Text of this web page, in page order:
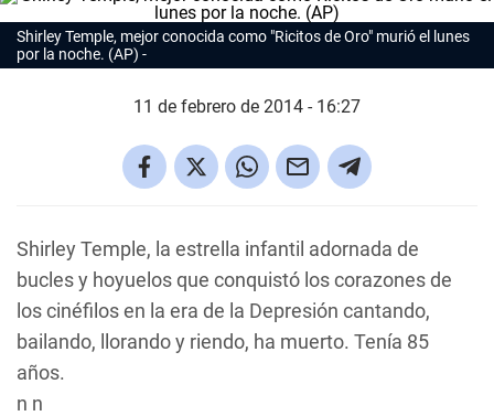
Shirley Temple, mejor conocida como "Ricitos de Oro" murió el lunes
por la noche. (AP)
11 de febrero de 2014 - 16:27
Shirley Temple, la estrella infantil adornada de
bucles y hoyuelos que conquistó los corazones de
los cinéfilos en la era de la Depresión cantando,
bailando, llorando y riendo, ha muerto. Tenía 85
años.
n n